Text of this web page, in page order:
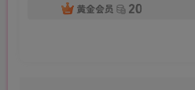
黄金会员
20